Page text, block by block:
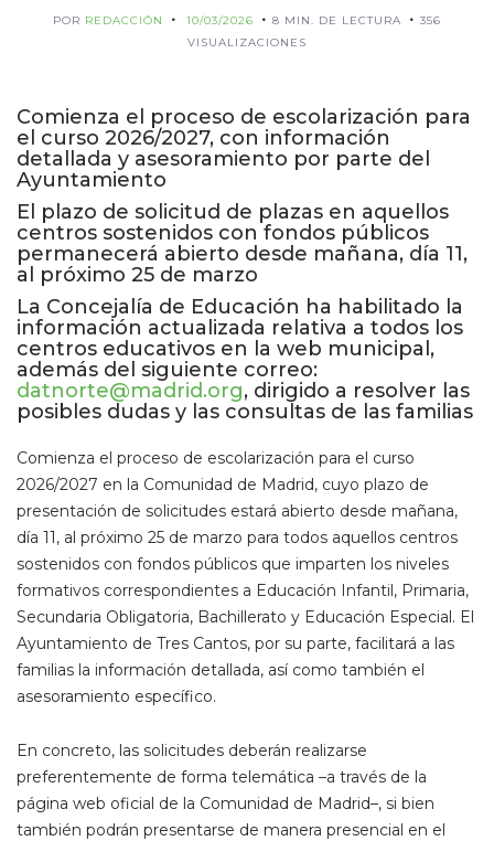
POR REDACCIÓN 10/03/2026 8 MIN. DE LECTURA
356
VISUALIZACIONES
Comienza el proceso de escolarización para
el curso 2026/2027, con información
detallada y asesoramiento por parte del
Ayuntamiento
El plazo de solicitud de plazas en aquellos
centros sostenidos con fondos públicos
permanecerá abierto desde mañana, día 11,
al próximo 25 de marzo
La Concejalía de Educación ha habilitado la
información actualizada relativa a todos los
centros educativos en la web municipal,
además del siguiente correo:
datnorte@madrid.org, dirigido a resolver las
posibles dudas y las consultas de las familias
Comienza el proceso de escolarización para el curso
2026/2027 en la Comunidad de Madrid, cuyo plazo de
presentación de solicitudes estará abierto desde mañana,
día 11, al próximo 25 de marzo para todos aquellos centros
sostenidos con fondos públicos que imparten los niveles
formativos correspondientes a Educación Infantil, Primaria,
Secundaria Obligatoria, Bachillerato y Educación Especial. El
Ayuntamiento de Tres Cantos, por su parte, facilitará a las
familias la información detallada, así como también el
asesoramiento específico.
En concreto, las solicitudes deberán realizarse
preferentemente de forma telemática –a través de la
página web oficial de la Comunidad de Madrid–, si bien
también podrán presentarse de manera presencial en el